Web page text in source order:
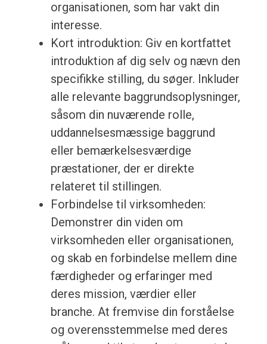
organisationen, som har vakt din
interesse.
Kort introduktion: Giv en kortfattet
introduktion af dig selv og nævn den
specifikke stilling, du søger. Inkluder
alle relevante baggrundsoplysninger,
såsom din nuværende rolle,
uddannelsesmæssige baggrund
eller bemærkelsesværdige
præstationer, der er direkte
relateret til stillingen.
Forbindelse til virksomheden:
Demonstrer din viden om
virksomheden eller organisationen,
og skab en forbindelse mellem dine
færdigheder og erfaringer med
deres mission, værdier eller
branche. At fremvise din forståelse
og overensstemmelse med deres